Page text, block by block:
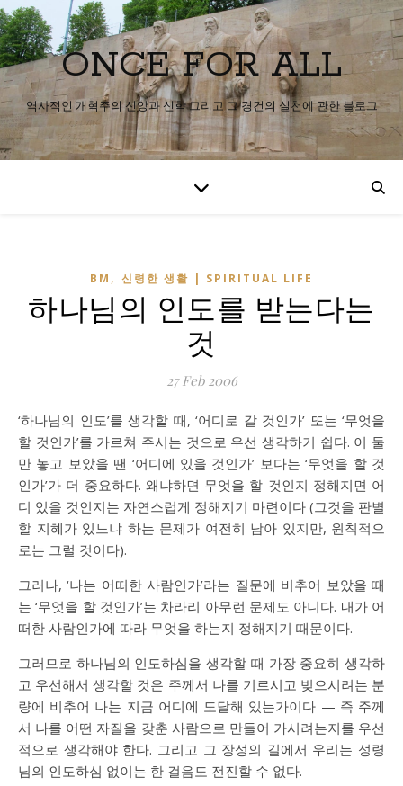
ONCE FOR ALL
역사적인 개혁주의 신앙과 신학 그리고 그 경건의 실천에 관한 블로그
BM , 신령한 생활 | SPIRITUAL LIFE
하나님의 인도를 받는다는
것
27 Feb 2006
‘하나님의 인도’를 생각할 때, ‘어디로 갈 것인가’ 또는 ‘무엇을
할 것인가’를 가르쳐 주시는 것으로 우선 생각하기 쉽다. 이 둘
만 놓고 보았을 땐 ‘어디에 있을 것인가’ 보다는 ‘무엇을 할 것
인가’가 더 중요하다. 왜냐하면 무엇을 할 것인지 정해지면 어
디 있을 것인지는 자연스럽게 정해지기 마련이다 (그것을 판별
할 지혜가 있느냐 하는 문제가 여전히 남아 있지만, 원칙적으
로는 그럴 것이다).
그러나, ‘나는 어떠한 사람인가’라는 질문에 비추어 보았을 때
는 ‘무엇을 할 것인가’는 차라리 아무런 문제도 아니다. 내가 어
떠한 사람인가에 따라 무엇을 하는지 정해지기 때문이다.
그러므로 하나님의 인도하심을 생각할 때 가장 중요히 생각하
고 우선해서 생각할 것은 주께서 나를 기르시고 빚으시려는 분
량에 비추어 나는 지금 어디에 도달해 있는가이다 — 즉 주께
서 나를 어떤 자질을 갖춘 사람으로 만들어 가시려는지를 우선
적으로 생각해야 한다. 그리고 그 장성의 길에서 우리는 성령
님의 인도하심 없이는 한 걸음도 전진할 수 없다.